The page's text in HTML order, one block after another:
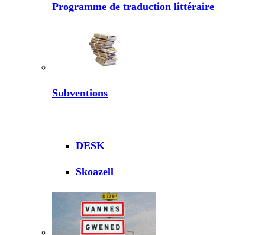
Programme de traduction littéraire
Subventions
DESK
Skoazell